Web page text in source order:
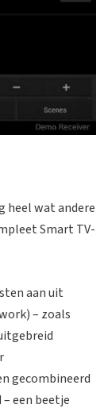
heel wat andere
Smart TV-
aan uit
– zoals
gecombineerd
een beetje